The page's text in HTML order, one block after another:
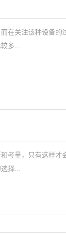
在关注该种设备
多...
考量，只有这样
择...